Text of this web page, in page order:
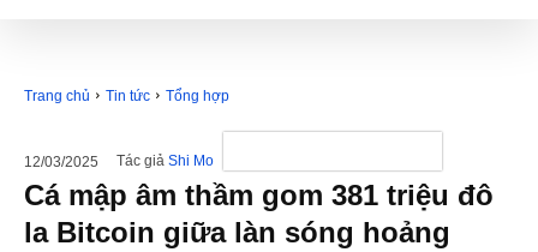
Trang chủ Tin tức Tổng hợp
12/03/2025 Tác giả Shi Mo
Cá mập âm thầm gom 381 triệu đô
la Bitcoin giữa làn sóng hoảng